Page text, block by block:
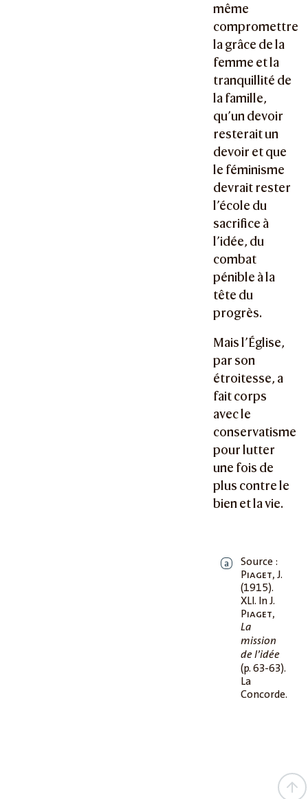
même
compromettre
la grâce de la
femme et la
tranquillité de
la famille,
qu’un devoir
resterait un
devoir et que
le féminisme
devrait rester
l’école du
sacrifice à
l’idée, du
combat
pénible à la
tête du
progrès.
Mais l’Église,
par son
étroitesse, a
fait corps
avec le
conservatisme
pour lutter
une fois de
plus contre le
bien et la vie.
a
Source :
Piaget, J.
(1915).
XLI. In J.
Piaget,
La
mission
de l’idée
(p. 63-63).
La
Concorde.